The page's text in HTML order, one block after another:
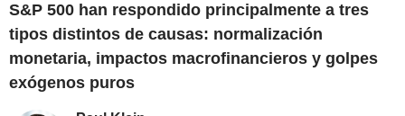
S&P 500 han respondido principalmente a tres
tipos distintos de causas: normalización
monetaria, impactos macrofinancieros y golpes
exógenos puros